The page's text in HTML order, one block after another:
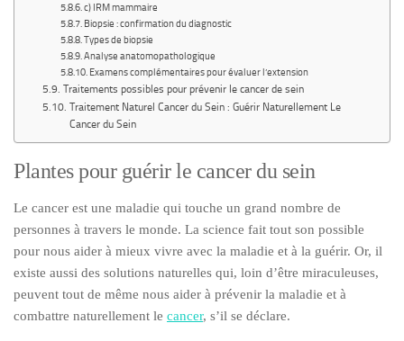
c) IRM mammaire
Biopsie : confirmation du diagnostic
Types de biopsie
Analyse anatomopathologique
Examens complémentaires pour évaluer l’extension
Traitements possibles pour prévenir le cancer de sein
Traitement Naturel Cancer du Sein : Guérir Naturellement Le
Cancer du Sein
Plantes pour guérir le cancer du sein
Le cancer est une maladie qui touche un grand nombre de
personnes à travers le monde. La science fait tout son possible
pour nous aider à mieux vivre avec la maladie et à la guérir. Or, il
existe aussi des solutions naturelles qui, loin d’être miraculeuses,
peuvent tout de même nous aider à prévenir la maladie et à
combattre naturellement le cancer, s’il se déclare.